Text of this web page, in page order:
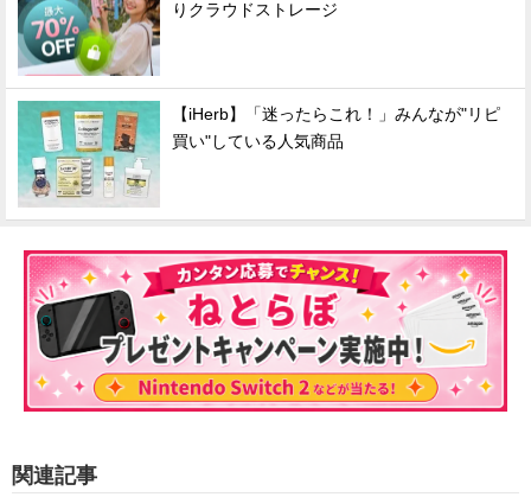
りクラウドストレージ
【iHerb】「迷ったらこれ！」みんなが"リピ
買い"している人気商品
関連記事